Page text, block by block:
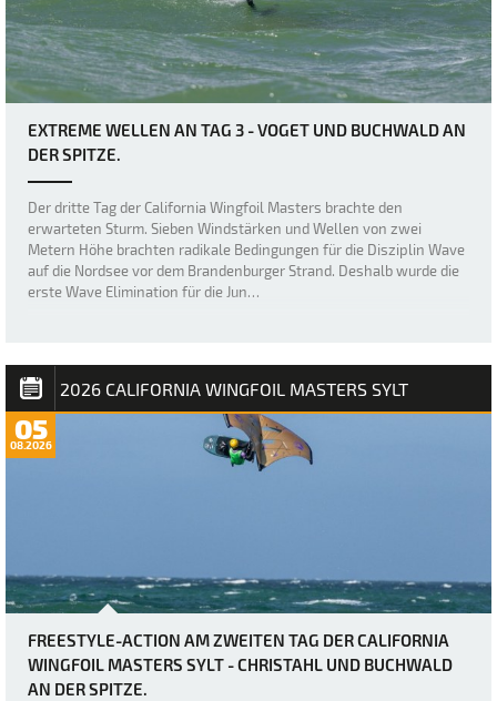
EXTREME WELLEN AN TAG 3 - VOGET UND BUCHWALD AN
DER SPITZE.
Der dritte Tag der California Wingfoil Masters brachte den
erwarteten Sturm. Sieben Windstärken und Wellen von zwei
Metern Höhe brachten radikale Bedingungen für die Disziplin Wave
auf die Nordsee vor dem Brandenburger Strand. Deshalb wurde die
erste Wave Elimination für die Jun…
2026 CALIFORNIA WINGFOIL MASTERS SYLT
05
08.2026
FREESTYLE-ACTION AM ZWEITEN TAG DER CALIFORNIA
WINGFOIL MASTERS SYLT - CHRISTAHL UND BUCHWALD
AN DER SPITZE.